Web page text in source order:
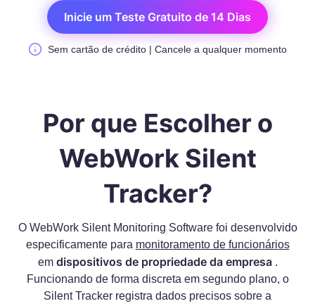
Inicie um Teste Gratuito de 14 Dias
Sem cartão de crédito | Cancele a qualquer momento
Por que Escolher o
WebWork Silent
Tracker?
O WebWork Silent Monitoring Software foi desenvolvido
especificamente para monitoramento de funcionários
em dispositivos de propriedade da empresa .
Funcionando de forma discreta em segundo plano, o
Silent Tracker registra dados precisos sobre a